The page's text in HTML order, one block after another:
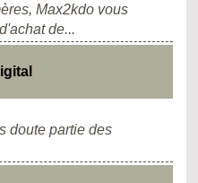
Max2kdo vous
de...
doute partie des